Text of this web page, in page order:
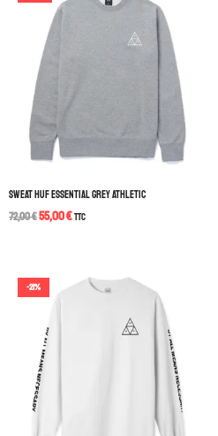
SWEAT HUF ESSENTIAL GREY ATHLETIC
72,00€55,00€TTC
-21%